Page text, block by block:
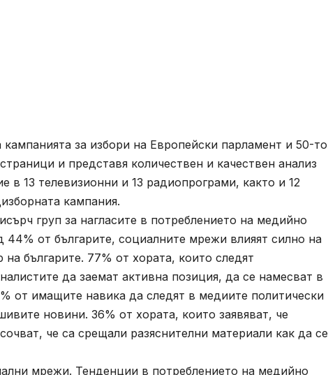
за избори на Европейски парламент и 50-то
и представя количествен и качествен анализ
13 телевизионни и 13 радиопрограми, както и 12
кампания.
груп за нагласите в потреблението на медийно
от българите, социалните мрежи влияят силно на
българите. 77% от хората, които следят
да заемат активна позиция, да се намесват в
от имащите навика да следят в медиите политически
новини. 36% от хората, които заявяват, че
че са срещали разяснителни материали как да се
мрежи. Тенденции в потреблението на медийно